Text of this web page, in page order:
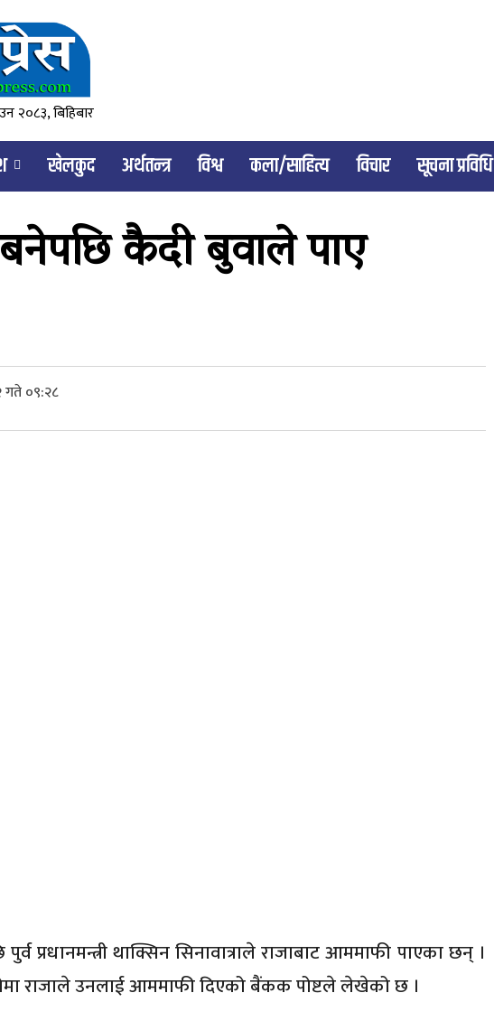
२०८३, बिहिबार
खेलकुद अर्थतन्त्र विश्व कला/साहित्य विचार सूचना प्रविधि
बनेपछि कैदी बुवाले पाए
गते ०९:२८
पुर्व प्रधानमन्त्री थाक्सिन सिनावात्राले राजाबाट आममाफी पाएका छन् ।
राजाले उनलाई आममाफी दिएको बैंकक पोष्टले लेखेको छ ।